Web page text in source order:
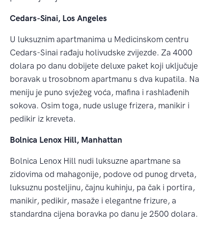
Cedars-Sinai, Los Angeles
U luksuznim apartmanima u Medicinskom centru
Cedars-Sinai rađaju holivudske zvijezde. Za 4000
dolara po danu dobijete deluxe paket koji uključuje
boravak u trosobnom apartmanu s dva kupatila. Na
meniju je puno svježeg voća, mafina i rashlađenih
sokova. Osim toga, nude usluge frizera, manikir i
pedikir iz kreveta.
Bolnica Lenox Hill, Manhattan
Bolnica Lenox Hill nudi luksuzne apartmane sa
zidovima od mahagonije, podove od punog drveta,
luksuznu posteljinu, čajnu kuhinju, pa čak i portira,
manikir, pedikir, masaže i elegantne frizure, a
standardna cijena boravka po danu je 2500 dolara.